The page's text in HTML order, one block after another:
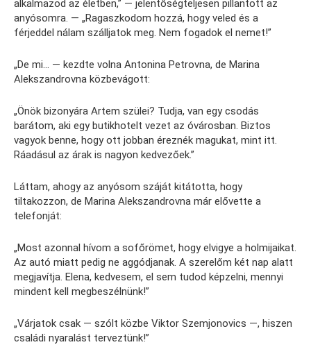
alkalmazod az életben,” — jelentőségteljesen pillantott az
anyósomra. — „Ragaszkodom hozzá, hogy veled és a
férjeddel nálam szálljatok meg. Nem fogadok el nemet!”
„De mi… — kezdte volna Antonina Petrovna, de Marina
Alekszandrovna közbevágott:
„Önök bizonyára Artem szülei? Tudja, van egy csodás
barátom, aki egy butikhotelt vezet az óvárosban. Biztos
vagyok benne, hogy ott jobban éreznék magukat, mint itt.
Ráadásul az árak is nagyon kedvezőek.”
Láttam, ahogy az anyósom száját kitátotta, hogy
tiltakozzon, de Marina Alekszandrovna már elővette a
telefonját:
„Most azonnal hívom a sofőrömet, hogy elvigye a holmijaikat.
Az autó miatt pedig ne aggódjanak. A szerelőm két nap alatt
megjavítja. Elena, kedvesem, el sem tudod képzelni, mennyi
mindent kell megbeszélnünk!”
„Várjatok csak — szólt közbe Viktor Szemjonovics —, hiszen
családi nyaralást terveztünk!”